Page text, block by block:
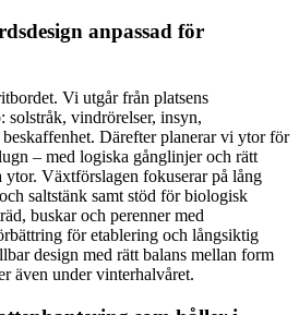
anpassad för
Vi utgår från platsens
solstråk, vindrörelser, insyn,
Därefter planerar vi ytor för
– med logiska gånglinjer och rätt
ytor. Växtförslagen fokuserar på lång
saltstänk samt stöd för biologisk
buskar och perenner med
för etablering och långsiktig
design med rätt balans mellan form
även under vinterhalvåret.